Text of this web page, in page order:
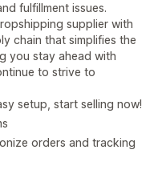
fulfillment issues.
supplier with
chain that simplifies the
you stay ahead with
to strive to
setup, start selling now!
orders and tracking